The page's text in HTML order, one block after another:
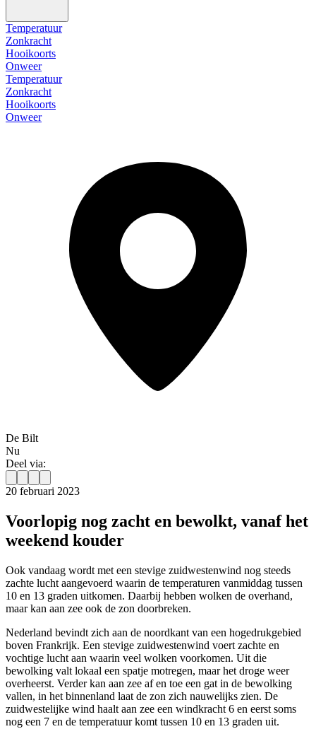
Temperatuur
Zonkracht
Hooikoorts
Onweer
Temperatuur
Zonkracht
Hooikoorts
Onweer
De Bilt
Nu
Deel via:
20 februari 2023
Voorlopig nog zacht en bewolkt, vanaf het
weekend kouder
Ook vandaag wordt met een stevige zuidwestenwind nog steeds
zachte lucht aangevoerd waarin de temperaturen vanmiddag tussen
10 en 13 graden uitkomen. Daarbij hebben wolken de overhand,
maar kan aan zee ook de zon doorbreken.
Nederland bevindt zich aan de noordkant van een hogedrukgebied
boven Frankrijk. Een stevige zuidwestenwind voert zachte en
vochtige lucht aan waarin veel wolken voorkomen. Uit die
bewolking valt lokaal een spatje motregen, maar het droge weer
overheerst. Verder kan aan zee af en toe een gat in de bewolking
vallen, in het binnenland laat de zon zich nauwelijks zien. De
zuidwestelijke wind haalt aan zee een windkracht 6 en eerst soms
nog een 7 en de temperatuur komt tussen 10 en 13 graden uit.